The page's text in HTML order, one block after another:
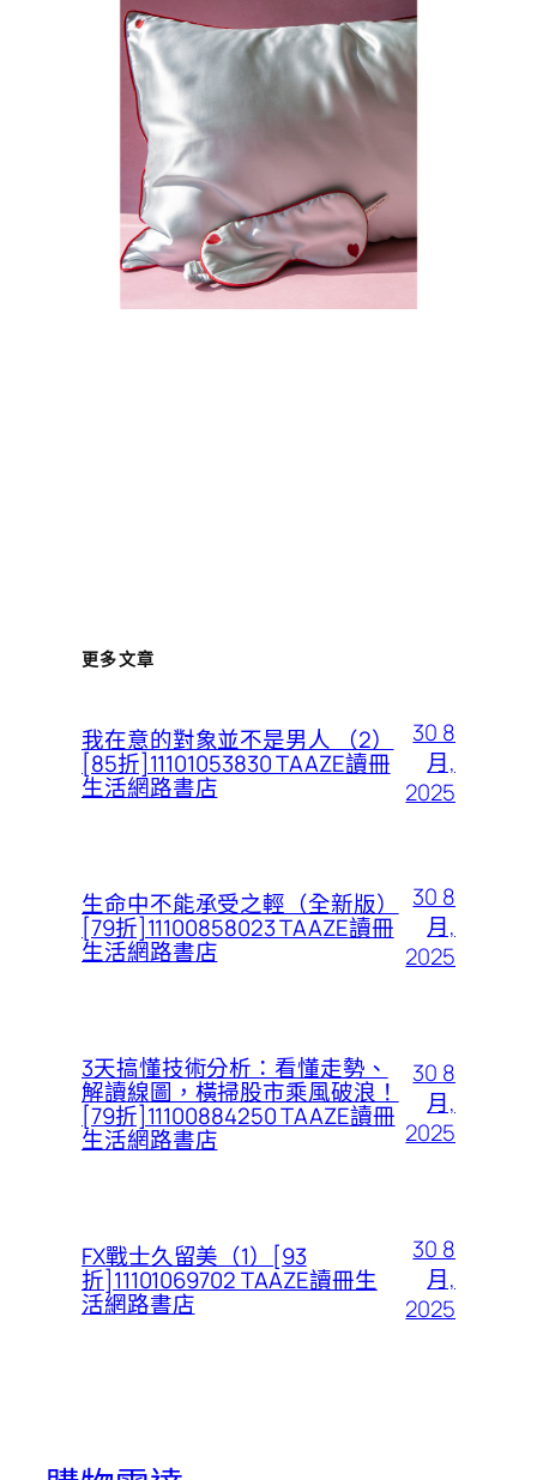
更多文章
我在意的對象並不是男人 （2）
[85折]11101053830 TAAZE讀冊
生活網路書店
30 8
月,
2025
生命中不能承受之輕（全新版）
[79折]11100858023 TAAZE讀冊
生活網路書店
30 8
月,
2025
3天搞懂技術分析：看懂走勢、
解讀線圖，橫掃股市乘風破浪！
[79折]11100884250 TAAZE讀冊
生活網路書店
30 8
月,
2025
FX戰士久留美（1）[93
折]11101069702 TAAZE讀冊生
活網路書店
30 8
月,
2025